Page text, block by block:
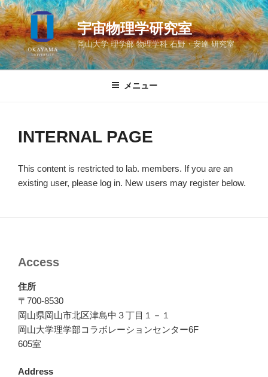
コ
ン
テ
ン
ツ
宇宙物理学研究室
岡山大学 理学部 物理学科 石野・安達 研究室
メニュー
INTERNAL PAGE
This content is restricted to lab. members. If you are an
existing user, please log in. New users may register below.
Access
住所
〒700-8530
岡山県岡山市北区津島中３丁目１－１
岡山大学理学部コラボレーションセンター6F
605室
Address